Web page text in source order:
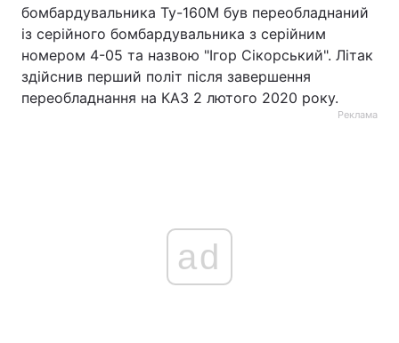
бомбардувальника Ту-160М був переобладнаний
із серійного бомбардувальника з серійним
номером 4-05 та назвою "Ігор Сікорський". Літак
здійснив перший політ після завершення
переобладнання на КАЗ 2 лютого 2020 року.
Реклама
ad